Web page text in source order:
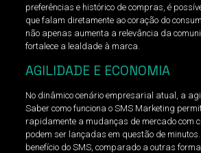
preferências e histórico de compras, é
que falam diretamente ao coração do
não apenas aumenta a relevância da
fortalece a lealdade à marca.
AGILIDADE E ECONOMIA
No dinâmico cenário empresarial atual, a
Saber como funciona o SMS Marketing
rapidamente a mudanças de mercado com
podem ser lançadas em questão de
benefício do SMS, comparado a outras